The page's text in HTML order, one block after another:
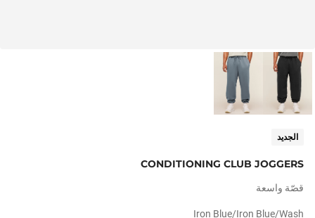
الجديد
CONDITIONING CLUB JOGGERS
قصّة واسعة
Iron Blue/iron Blue/wash